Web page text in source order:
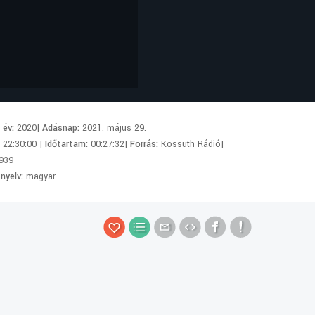
év:2020|Adásnap:2021. május 29.
22:30:00 |Időtartam:00:27:32|Forrás:Kossuth Rádió|
magyar